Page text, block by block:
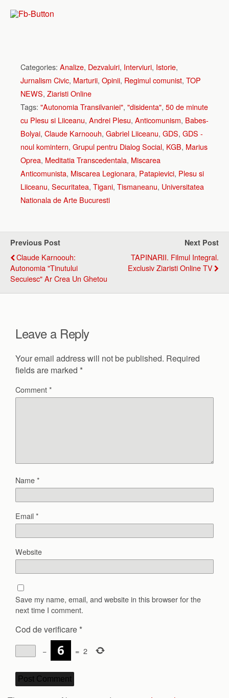
Categories: Analize, Dezvaluiri, Interviuri, Istorie,
Jurnalism Civic, Marturii, Opinii, Regimul comunist, TOP
NEWS, Ziaristi Online
Tags: "Autonomia Transilvaniei", "disidenta", 50 de minute
cu Plesu si Liiceanu, Andrei Plesu, Anticomunism, Babes-
Bolyai, Claude Karnoouh, Gabriel Liiceanu, GDS, GDS -
noul komintern, Grupul pentru Dialog Social, KGB, Marius
Oprea, Meditatia Transcedentala, Miscarea
Anticomunista, Miscarea Legionara, Patapievici, Plesu si
Liiceanu, Securitatea, Tigani, Tismaneanu, Universitatea
Nationala de Arte Bucuresti
Previous Post
Claude Karnoouh:
Autonomia "Tinutului
Secuiesc" Ar Crea Un Ghetou
Next Post
TAPINARII. Filmul Integral.
Exclusiv Ziaristi Online TV
Leave a Reply
Your email address will not be published. Required
fields are marked *
Comment*
Name*
Email*
Website
Save my name, email, and website in this browser for the
next time I comment.
Cod de verificare *
− = 2